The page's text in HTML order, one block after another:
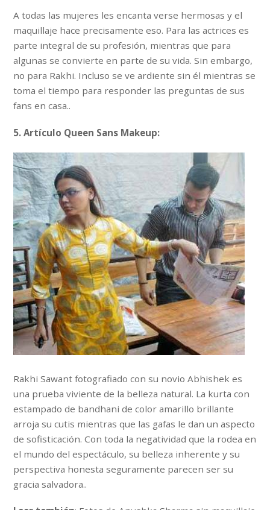
A todas las mujeres les encanta verse hermosas y el
maquillaje hace precisamente eso. Para las actrices es
parte integral de su profesión, mientras que para
algunas se convierte en parte de su vida. Sin embargo,
no para Rakhi. Incluso se ve ardiente sin él mientras se
toma el tiempo para responder las preguntas de sus
fans en casa..
5. Artículo Queen Sans Makeup:
Rakhi Sawant fotografiado con su novio Abhishek es
una prueba viviente de la belleza natural. La kurta con
estampado de bandhani de color amarillo brillante
arroja su cutis mientras que las gafas le dan un aspecto
de sofisticación. Con toda la negatividad que la rodea en
el mundo del espectáculo, su belleza inherente y su
perspectiva honesta seguramente parecen ser su
gracia salvadora..